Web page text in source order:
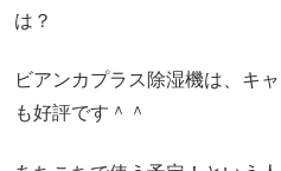
は？
ビアンカプラス除湿機は、キ
も好評です＾＾